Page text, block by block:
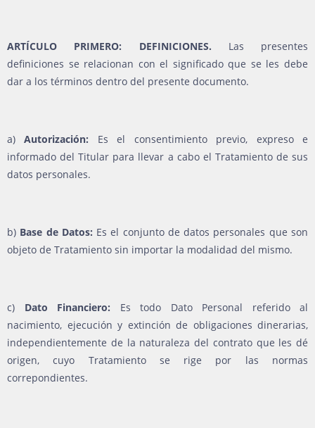
ARTÍCULO PRIMERO: DEFINICIONES. Las presentes
definiciones se relacionan con el significado que se les debe
dar a los términos dentro del presente documento.
a)Autorización: Es el consentimiento previo, expreso e
informado del Titular para llevar a cabo el Tratamiento de sus
datos personales.
b) Base de Datos: Es el conjunto de datos personales que son
objeto de Tratamiento sin importar la modalidad del mismo.
c) Dato Financiero: Es todo Dato Personal referido al
nacimiento, ejecución y extinción de obligaciones dinerarias,
independientemente de la naturaleza del contrato que les dé
origen, cuyo Tratamiento se rige por las normas
correpondientes.